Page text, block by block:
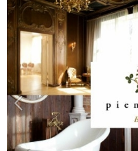
Previous